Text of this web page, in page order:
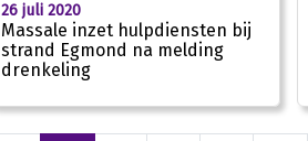
26 juli 2020
Massale inzet hulpdiensten bij
strand Egmond na melding
drenkeling